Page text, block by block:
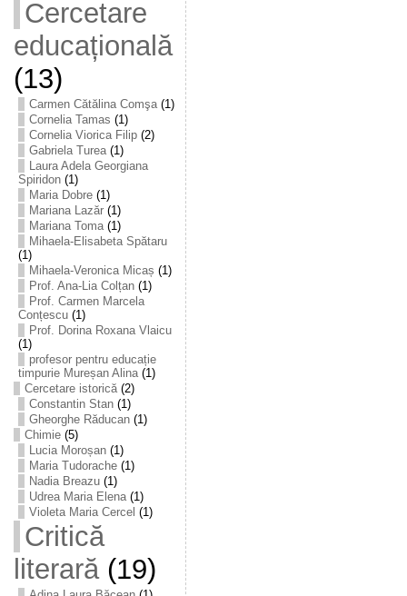
Cercetare
educațională
(13)
Carmen Cătălina Comşa(1)
Cornelia Tamas (1)
Cornelia Viorica Filip(2)
Gabriela Turea(1)
Laura Adela Georgiana
Spiridon(1)
Maria Dobre(1)
Mariana Lazăr(1)
Mariana Toma(1)
Mihaela-Elisabeta Spătaru
(1)
Mihaela-Veronica Micaș (1)
Prof. Ana-Lia Colțan(1)
Prof. Carmen Marcela
Conțescu(1)
Prof. Dorina Roxana Vlaicu
(1)
profesor pentru educație
timpurie Mureșan Alina(1)
Cercetare istorică(2)
Constantin Stan(1)
Gheorghe Răducan(1)
Chimie(5)
Lucia Moroșan(1)
Maria Tudorache(1)
Nadia Breazu(1)
Udrea Maria Elena(1)
Violeta Maria Cercel (1)
Critică
literară(19)